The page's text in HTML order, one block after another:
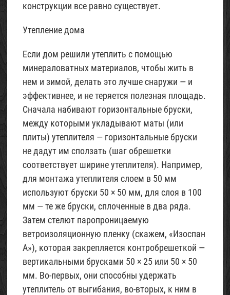
конструкции все равно существует.
Утепление дома
Если дом решили утеплить с помощью
минераловатных материалов, чтобы жить в
нем и зимой, делать это лучше снаружи — и
эффективнее, и не теряется полезная площадь.
Сначала набивают горизонтальные бруски,
между которыми укладывают маты (или
плиты) утеплителя — горизонтальные бруски
не дадут им сползать (шаг обрешетки
соответствует ширине утеплителя). Например,
для монтажа утеплителя слоем в 50 мм
используют бруски 50 × 50 мм, для слоя в 100
мм — те же бруски, сплоченные в два ряда.
Затем стелют паропроницаемую
ветроизоляционную пленку (скажем, «Изоспан
А»), которая закрепляется контробрешеткой —
вертикальными брусками 50 × 25 или 50 × 50
мм. Во-первых, они способны удержать
утеплитель от выгибания, во-вторых, к ним в